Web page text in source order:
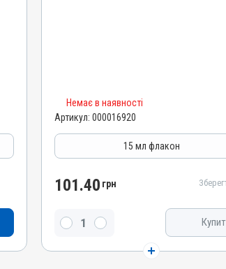
AB-09380-01-20
Дерматологічні, Гормональні, Протизапальні
Суспензія
Вітамін B6, Вітамін B2 / рибофлавін, Метіонін,
Бурштинова кислота , Вітамін B3 / PP /
Немає в наявності
Артикул: 000016920
15 мл флакон
101.40 грн